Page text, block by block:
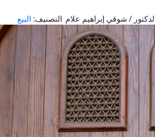
الدكتور / شوقي إبراهيم علام التصنيف: البيع